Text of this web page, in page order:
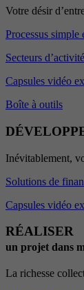
Votre désir
Processus simple
Secteurs
Capsules vidéo
Boîte à outils
Inévitablement,
Solutions de
Capsules vidéo
RÉALISER
un projet dans
La richesse